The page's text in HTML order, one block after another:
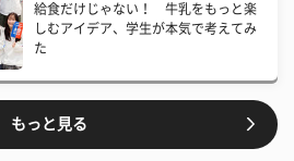
給食だけじゃない！ 牛乳をもっと楽
しむアイデア、学生が本気で考えてみ
た
もっと見る